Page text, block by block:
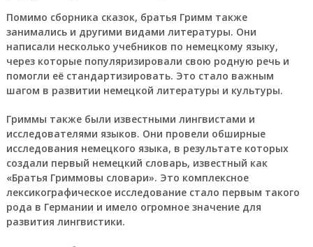
Помимо сборника сказок, братья Гримм также
занимались и другими видами литературы. Они
написали несколько учебников по немецкому языку,
через которые популяризировали свою родную речь и
помогли её стандартизировать. Это стало важным
шагом в развитии немецкой литературы и культуры.
Гриммы также были известными лингвистами и
исследователями языков. Они провели обширные
исследования немецкого языка, в результате которых
создали первый немецкий словарь, известный как
«Братья Гриммовы словари». Это комплексное
лексикографическое исследование стало первым такого
рода в Германии и имело огромное значение для
развития лингвистики.